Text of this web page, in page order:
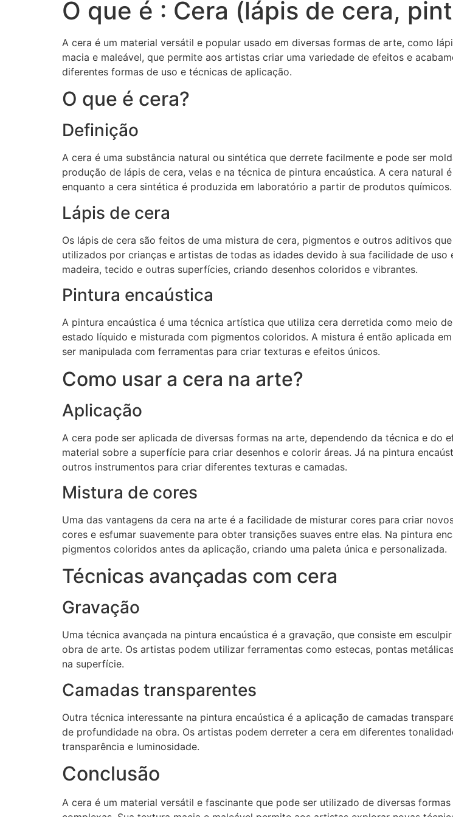
O que é : Cera (lápis de cera,
A cera é um material versátil e popular usado em diversas formas de arte, como
macia e maleável, que permite aos artistas criar uma variedade de efeitos e
diferentes formas de uso e técnicas de aplicação.
O que é cera?
Definição
A cera é uma substância natural ou sintética que derrete facilmente e pode ser
produção de lápis de cera, velas e na técnica de pintura encaústica. A cera natural
enquanto a cera sintética é produzida em laboratório a partir de produtos químicos.
Lápis de cera
Os lápis de cera são feitos de uma mistura de cera, pigmentos e outros aditivos
utilizados por crianças e artistas de todas as idades devido à sua facilidade de
madeira, tecido e outras superfícies, criando desenhos coloridos e vibrantes.
Pintura encaústica
A pintura encaústica é uma técnica artística que utiliza cera derretida como meio
estado líquido e misturada com pigmentos coloridos. A mistura é então aplicada
ser manipulada com ferramentas para criar texturas e efeitos únicos.
Como usar a cera na arte?
Aplicação
A cera pode ser aplicada de diversas formas na arte, dependendo da técnica e do
material sobre a superfície para criar desenhos e colorir áreas. Já na pintura
outros instrumentos para criar diferentes texturas e camadas.
Mistura de cores
Uma das vantagens da cera na arte é a facilidade de misturar cores para criar
cores e esfumar suavemente para obter transições suaves entre elas. Na pintura
pigmentos coloridos antes da aplicação, criando uma paleta única e personalizada.
Técnicas avançadas com cera
Gravação
Uma técnica avançada na pintura encaústica é a gravação, que consiste em
obra de arte. Os artistas podem utilizar ferramentas como estecas, pontas
na superfície.
Camadas transparentes
Outra técnica interessante na pintura encaústica é a aplicação de camadas
de profundidade na obra. Os artistas podem derreter a cera em diferentes
transparência e luminosidade.
Conclusão
A cera é um material versátil e fascinante que pode ser utilizado de diversas